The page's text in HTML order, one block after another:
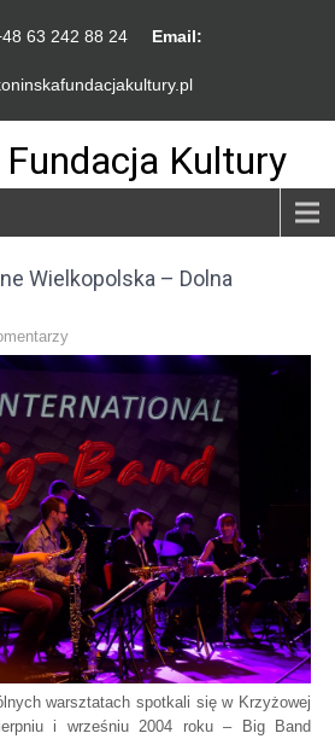
63 242 88 24 Email:
Kultury
Wielkopolska – Dolna
warsztatach spotkali się w Krzyżowej
i wrześniu 2004 roku – Big Band